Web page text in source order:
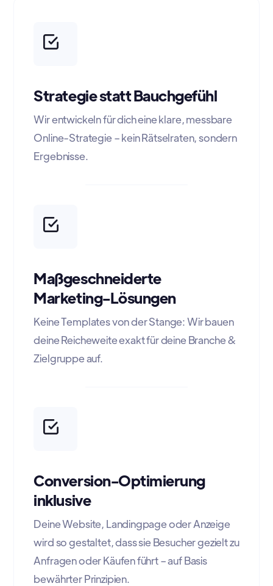
Strategie statt Bauchgefühl
Wir entwickeln für dich eine klare, messbare
Online-Strategie – kein Rätselraten, sondern
Ergebnisse.
Maßgeschneiderte
Marketing-Lösungen
Keine Templates von der Stange: Wir bauen
deine Reicheweite exakt für deine Branche &
Zielgruppe auf.
Conversion-Optimierung
inklusive
Deine Website, Landingpage oder Anzeige
wird so gestaltet, dass sie Besucher gezielt zu
Anfragen oder Käufen führt – auf Basis
bewährter Prinzipien.